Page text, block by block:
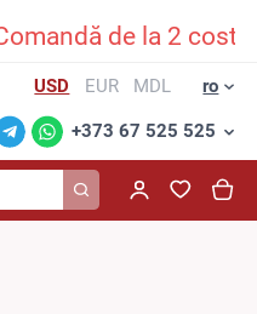
de la 2
USD EUR MDL ro
+373 67 525 525